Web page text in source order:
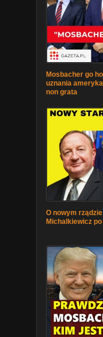
Mosbacher go
uznania
non grata
O nowym
Michalkiewicz